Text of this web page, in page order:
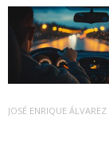
JOSÉ ENRIQUE ÁLVAREZ